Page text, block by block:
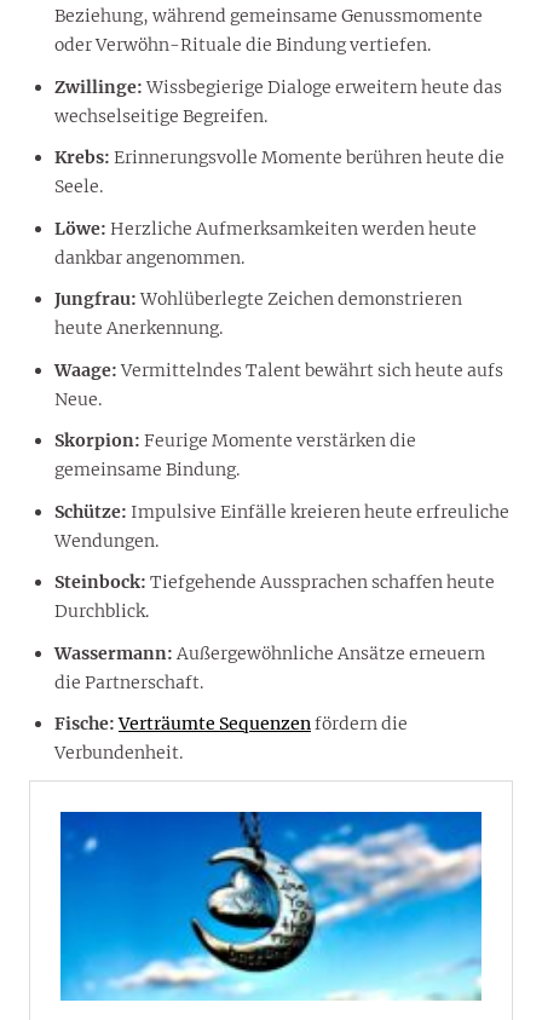
Beziehung, während gemeinsame Genussmomente
oder Verwöhn-Rituale die Bindung vertiefen.
Zwillinge:Wissbegierige Dialoge erweitern heute das
wechselseitige Begreifen.
Krebs: Erinnerungsvolle Momente berühren heute die
Seele.
Löwe: Herzliche Aufmerksamkeiten werden heute
dankbar angenommen.
Jungfrau:Wohlüberlegte Zeichen demonstrieren
heute Anerkennung.
Waage:Vermittelndes Talent bewährt sich heute aufs
Neue.
Skorpion: Feurige Momente verstärken die
gemeinsame Bindung.
Schütze: Impulsive Einfälle kreieren heute erfreuliche
Wendungen.
Steinbock: Tiefgehende Aussprachen schaffen heute
Durchblick.
Wassermann: Außergewöhnliche Ansätze erneuern
die Partnerschaft.
Fische: Verträumte Sequenzenfördern die
Verbundenheit.